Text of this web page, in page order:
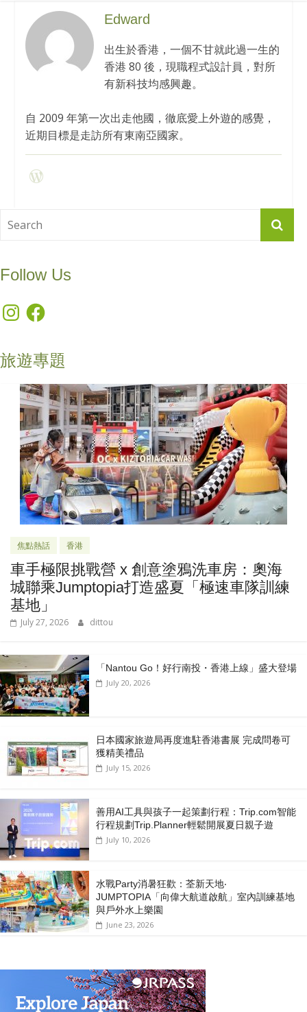
Edward
出生於香港，一個不甘就此過一生的
香港 80 後，現職程式設計員，對所
有新科技均感興趣。
自 2009 年第一次出走他國，徹底愛上外遊的感覺，
近期目標是走訪所有東南亞國家。
Follow Us
InstagramFacebook
旅遊專題
焦點熱話 香港
車手極限挑戰營 x 創意塗鴉洗車房：奧海
城聯乘Jumptopia打造盛夏「極速車隊訓練
基地」
July 27, 2026 dittou
「Nantou Go！好行南投・香港上線」盛大登場
July 20, 2026
日本國家旅遊局再度進駐香港書展 完成問卷可
獲精美禮品
July 15, 2026
善用AI工具與孩子一起策劃行程：Trip.com智能
行程規劃Trip.Planner輕鬆開展夏日親子遊
July 10, 2026
水戰Party消暑狂歡：荃新天地‧
JUMPTOPIA「向偉大航道啟航」室內訓練基地
與戶外水上樂園
June 23, 2026